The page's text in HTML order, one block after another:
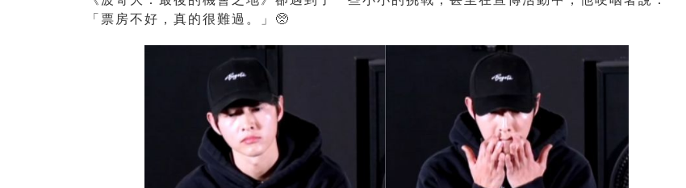
「票房不好，真的很難過。」🥺